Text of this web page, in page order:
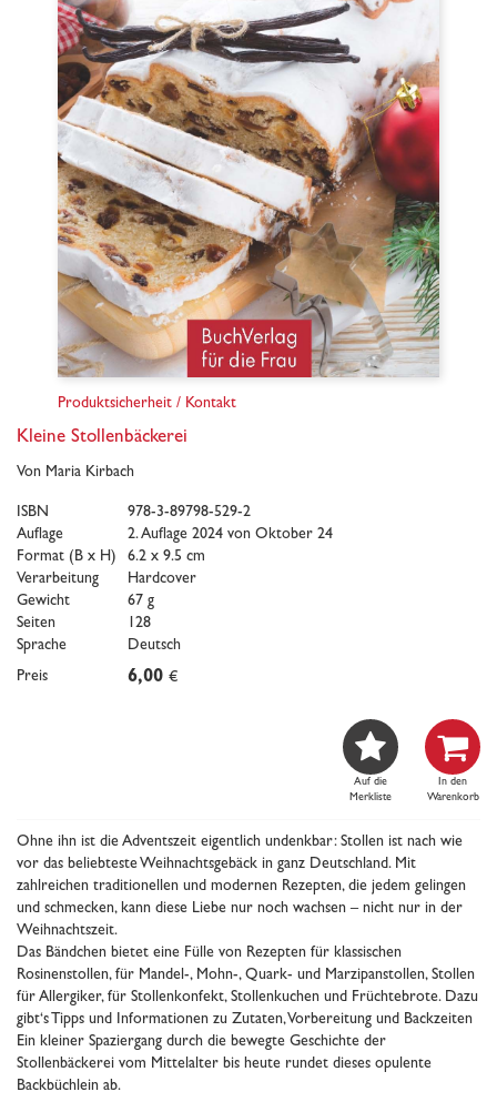
Produktsicherheit / Kontakt
Kleine Stollenbäckerei
Von Maria Kirbach
ISBN
978-3-89798-529-2
Auflage
2. Auflage 2024 von Oktober 24
Format (B x H)
6.2 x 9.5 cm
Verarbeitung
Hardcover
Gewicht
67 g
Seiten
128
Sprache
Deutsch
Preis
6,00 €

Auf die
Merkliste

In den
Warenkorb
Ohne ihn ist die Adventszeit eigentlich undenkbar: Stollen ist nach wie
vor das beliebteste Weihnachtsgebäck in ganz Deutschland. Mit
zahlreichen traditionellen und modernen Rezepten, die jedem gelingen
und schmecken, kann diese Liebe nur noch wachsen – nicht nur in der
Weihnachtszeit.
Das Bändchen bietet eine Fülle von Rezepten für klassischen
Rosinenstollen, für Mandel-, Mohn-, Quark- und Marzipanstollen, Stollen
für Allergiker, für Stollenkonfekt, Stollenkuchen und Früchtebrote. Dazu
gibt‘s Tipps und Informationen zu Zutaten, Vorbereitung und Backzeiten
Ein kleiner Spaziergang durch die bewegte Geschichte der
Stollenbäckerei vom Mittelalter bis heute rundet dieses opulente
Backbüchlein ab.